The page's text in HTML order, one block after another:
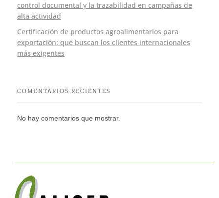
control documental y la trazabilidad en campañas de
alta actividad
Certificación de productos agroalimentarios para
exportación: qué buscan los clientes internacionales
más exigentes
COMENTARIOS RECIENTES
No hay comentarios que mostrar.